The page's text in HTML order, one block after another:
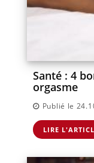
Santé : 4
orgasme
Publié le
LIRE